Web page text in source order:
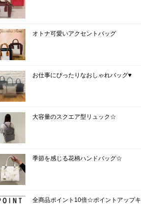
オトナ可愛いアクセントバッグ
お仕事にぴったりなおしゃれバッグ♥
大容量のスクエア型リュック☆
季節を感じる花柄ハンドバッグ☆
全商品ポイント10倍☆ポイントアップキ